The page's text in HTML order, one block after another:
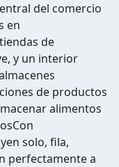
del comercio
en
de
y un interior
de productos
alimentos
solo, fila,
perfectamente a